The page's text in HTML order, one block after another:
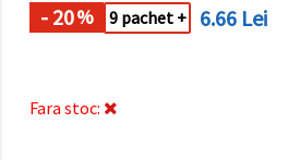
selectând
făcând clic
pe butonul
- 20% 9 pachet + 6.66 Lei
Fara stoc: